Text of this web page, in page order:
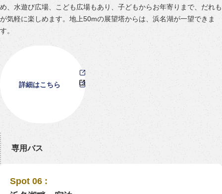
め、水遊び広場、こども広場もあり、子どもからお年寄りまで、だれも
が気軽に楽しめます。地上50mの展望塔からは、浜名湖が一望できま
す。
詳細はこちら
専用バス
Spot 06 :